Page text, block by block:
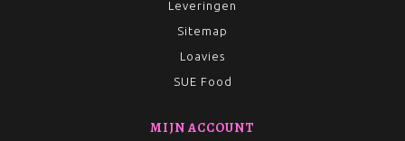
Leveringen
Sitemap
Loavies
SUE Food
MIJN ACCOUNT